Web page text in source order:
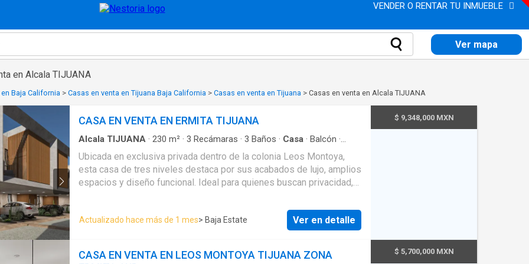
VENDER O RENTAR TU INMUEBLE
Ver mapa
en Alcala TIJUANA
Baja California > Casas en venta en Tijuana Baja California > Casas en venta en Tijuana > Casas en venta en Alcala TIJUANA
CASA EN VENTA EN ERMITA TIJUANA
Alcala TIJUANA · 230 m² · 3 Recámaras · 3 Baños · Casa · Balcón ·
Ubicada en exclusiva privada dentro de la colonia Leos Montoya,
esta casa de tres niveles destaca por sus acabados de lujo, amplios
espacios y diseño funcional. Ideal para quienes buscan privacidad,
recámaras - 3 baños completos + 1 medio baño - Recámara principal
con walk-in closet y terraza privada - Sala - Comedor - Cocina
(opción a 4ª recámara) - Lavandería en planta alta - Jardín interior -
Actualizado hace más de 1 mes> Baja Estate Ver en detalle
$ 9,348,000 MXN
CASA EN VENTA EN LEOS MONTOYA TIJUANA ZONA
$ 5,700,000 MXN